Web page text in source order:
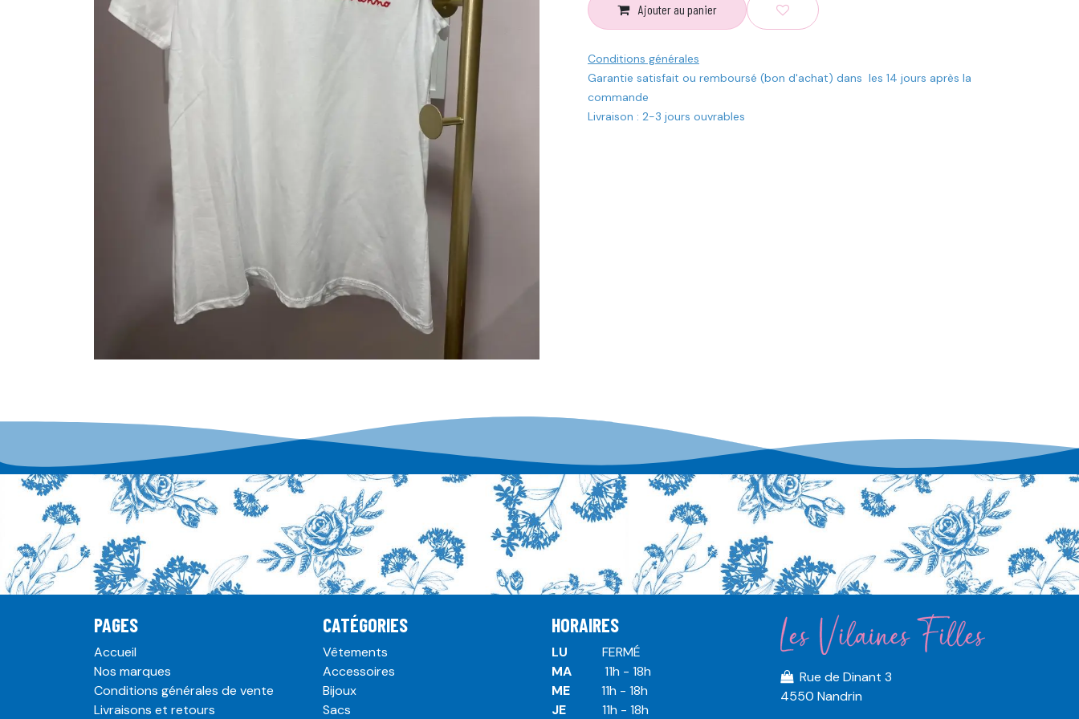
Ajouter au panier
Conditions générales
Garantie satisfait ou remboursé (bon d'achat) dans les 14 jours après la
commande
Livraison : 2-3 jours ouvrables
PAGES
Accueil
Nos marques
Conditions générales de vente
Livraisons et retours
CATÉGORIES
Vêtements
Accessoires
Bijoux
Sacs
HORAIRES
LU
​ ​FERMÉ
MA
​11h - 18h
ME
​11h - 18h
JE
​​11h - 18h
Rue de Dinant 3
4550 Nandrin